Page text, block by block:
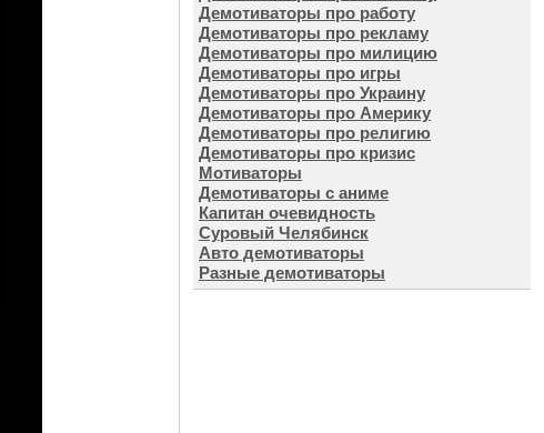
Демотиваторы про работу
Демотиваторы про рекламу
Демотиваторы про милицию
Демотиваторы про игры
Демотиваторы про Украину
Демотиваторы про Америку
Демотиваторы про религию
Демотиваторы про кризис
Мотиваторы
Демотиваторы с аниме
Капитан очевидность
Суровый Челябинск
Авто демотиваторы
Разные демотиваторы